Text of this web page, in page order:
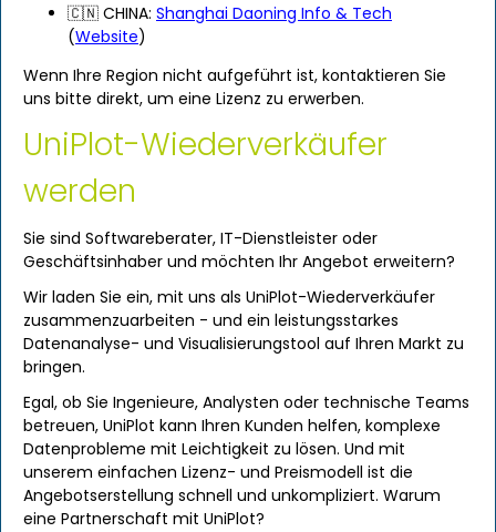
🇨🇳 CHINA: Shanghai Daoning Info & Tech
(Website)
Wenn Ihre Region nicht aufgeführt ist, kontaktieren Sie
uns bitte direkt, um eine Lizenz zu erwerben.
UniPlot-Wiederverkäufer
werden
Sie sind Softwareberater, IT-Dienstleister oder
Geschäftsinhaber und möchten Ihr Angebot erweitern?
Wir laden Sie ein, mit uns als UniPlot-Wiederverkäufer
zusammenzuarbeiten - und ein leistungsstarkes
Datenanalyse- und Visualisierungstool auf Ihren Markt zu
bringen.
Egal, ob Sie Ingenieure, Analysten oder technische Teams
betreuen, UniPlot kann Ihren Kunden helfen, komplexe
Datenprobleme mit Leichtigkeit zu lösen. Und mit
unserem einfachen Lizenz- und Preismodell ist die
Angebotserstellung schnell und unkompliziert. Warum
eine Partnerschaft mit UniPlot?